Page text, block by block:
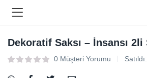
Dekoratif Saksı – İnsansı 2li
0 Müşteri Yorumu Satıldı: